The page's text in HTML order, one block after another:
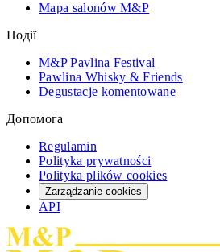
Mapa salonów M&P
Події
M&P Pavlina Festival
Pawlina Whisky & Friends
Degustacje komentowane
Допомога
Regulamin
Polityka prywatności
Polityka plików cookies
Zarządzanie cookies
API